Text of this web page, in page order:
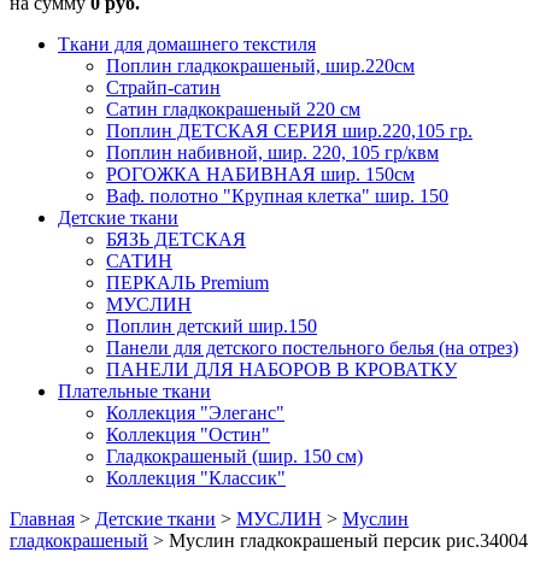
Ткани для домашнего текстиля
Поплин гладкокрашеный, шир.220см
Страйп-сатин
Сатин гладкокрашеный 220 см
Поплин ДЕТСКАЯ СЕРИЯ шир.220,105 гр.
Поплин набивной, шир. 220, 105 гр/квм
РОГОЖКА НАБИВНАЯ шир. 150см
Ваф. полотно "Крупная клетка" шир. 150
Детские ткани
БЯЗЬ ДЕТСКАЯ
САТИН
ПЕРКАЛЬ Premium
МУСЛИН
Поплин детский шир.150
Панели для детского постельного белья (на отрез)
ПАНЕЛИ ДЛЯ НАБОРОВ В КРОВАТКУ
Плательные ткани
Коллекция "Элеганс"
Коллекция "Остин"
Гладкокрашеный (шир. 150 см)
Коллекция "Классик"
Главная > Детские ткани > МУСЛИН > Муслин
гладкокрашеный > Муслин гладкокрашеный персик рис.34004